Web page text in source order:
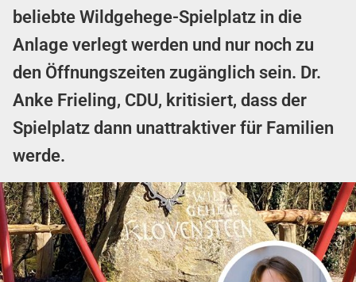
beliebte Wildgehege-Spielplatz in die
Anlage verlegt werden und nur noch zu
den Öffnungszeiten zugänglich sein. Dr.
Anke Frieling, CDU, kritisiert, dass der
Spielplatz dann unattraktiver für Familien
werde.